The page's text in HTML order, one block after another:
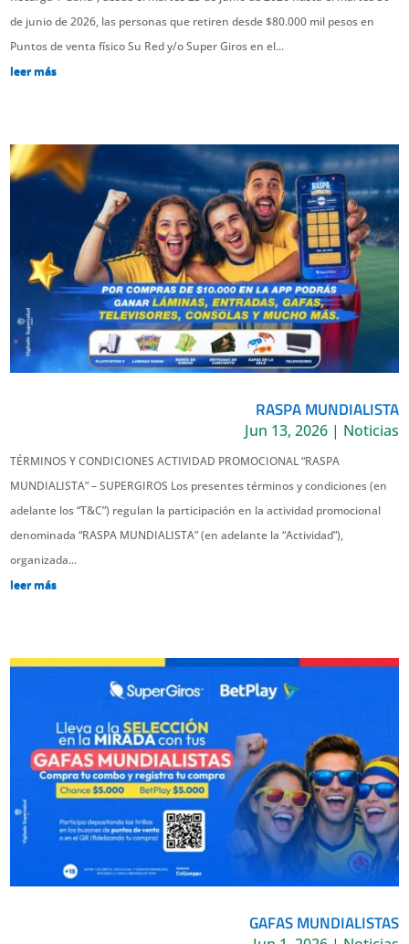
de junio de 2026, las personas que retiren desde $80.000 mil pesos en
Puntos de venta físico Su Red y/o Super Giros en el...
leer más
RASPA MUNDIALISTA
Jun 13, 2026| Noticias
TÉRMINOS Y CONDICIONES ACTIVIDAD PROMOCIONAL “RASPA
MUNDIALISTA” – SUPERGIROS Los presentes términos y condiciones (en
adelante los “T&C”) regulan la participación en la actividad promocional
denominada “RASPA MUNDIALISTA” (en adelante la “Actividad”),
organizada...
leer más
GAFAS MUNDIALISTAS